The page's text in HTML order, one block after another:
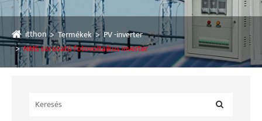
itthon Termékek
PV -inverter
NMS sorozatú fotovoltaikus inverter